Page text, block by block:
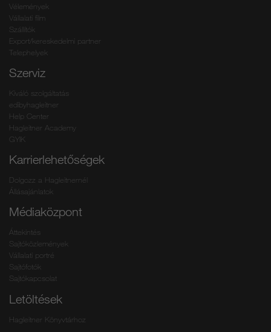
Vélemények
Vállalati film
Szállítók
Export/kereskedelmi partner
Telephelyek
Szerviz
Kiváló szolgáltatás
edibyhagleitner
Help Center
Hagleitner Academy
GYIK
Karrierlehetőségek
Dolgozz a Hagleitnernél
Állásajánlatok
Médiaközpont
Áttekintés
Sajtóközlemények
Vállalati portré
Sajtófotók
Sajtókapcsolat
Letöltések
Hagleitner Könyvtárhoz